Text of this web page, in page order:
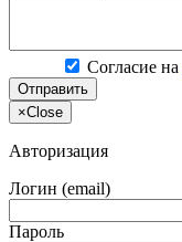
Согласие на
Отправить
×Close
Авторизация
Логин (email)
Пароль